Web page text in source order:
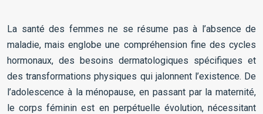
La santé des femmes ne se résume pas à l’absence de
maladie, mais englobe une compréhension fine des cycles
hormonaux, des besoins dermatologiques spécifiques et
des transformations physiques qui jalonnent l’existence. De
l’adolescence à la ménopause, en passant par la maternité,
le corps féminin est en perpétuelle évolution, nécessitant